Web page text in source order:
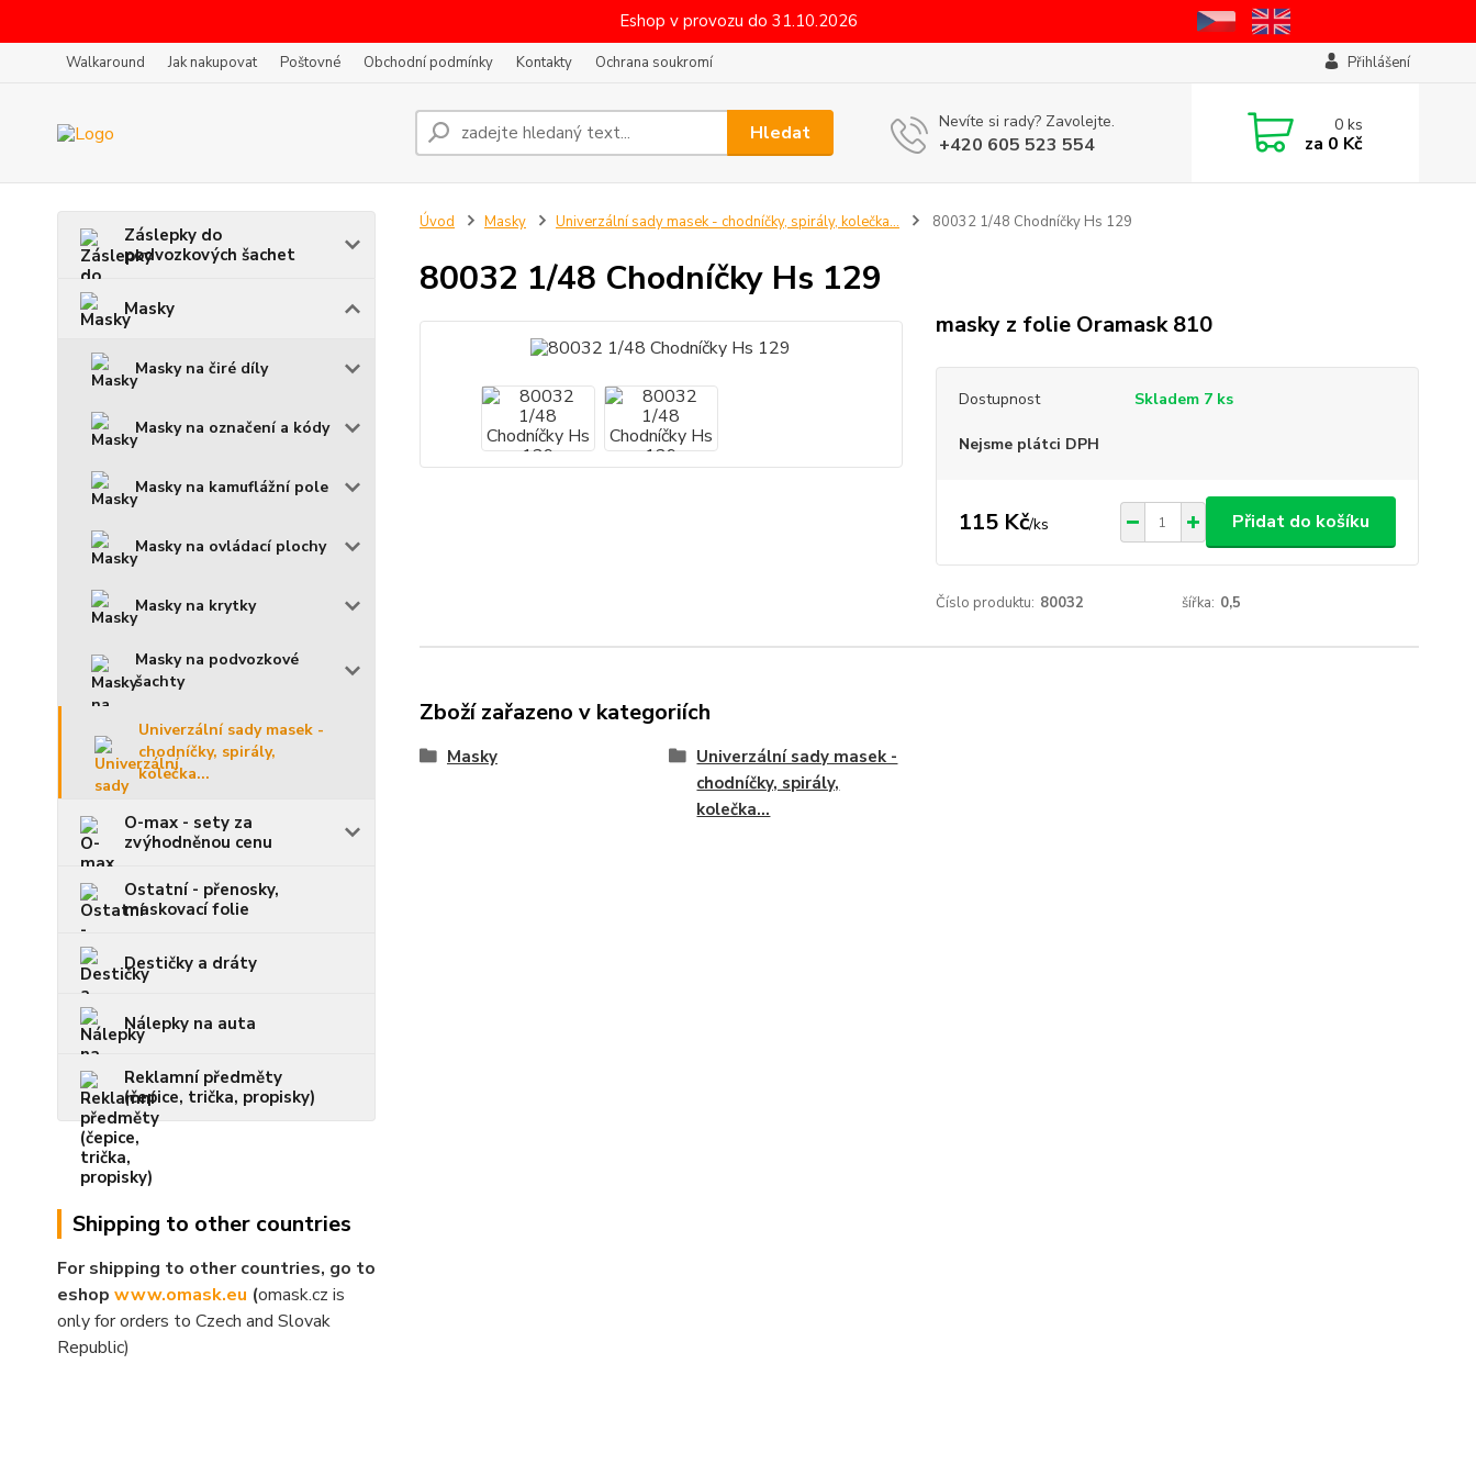
Eshop v provozu do 31.10.2026
Walkaround Jak nakupovat Poštovné Obchodní podmínky Kontakty Ochrana soukromí Přihlášení
Hledat Nevíte si rady? Zavolejte.
+420 605 523 554
0ks
za 0 Kč
Záslepky do
podvozkových šachet
Masky
Masky na čiré díly
Masky na označení a kódy
Masky na kamuflážní pole
Masky na ovládací plochy
Masky na krytky
Masky na podvozkové
šachty
Univerzální sady masek -
chodníčky, spirály,
kolečka...
O-max - sety za
zvýhodněnou cenu
Ostatní - přenosky,
maskovací folie
Destičky a dráty
Nálepky na auta
Reklamní předměty
(čepice, trička, propisky)
Shipping to other countries
For shipping to other countries, go to
eshop www.omask.eu (omask.cz is
only for orders to Czech and Slovak
Republic)
Úvod Masky Univerzální sady masek - chodníčky, spirály, kolečka... 80032 1/48 Chodníčky Hs 129
80032 1/48 Chodníčky Hs 129
masky z folie Oramask 810
Dostupnost Skladem 7 ks
Nejsme plátci DPH
115 Kč/ks Přidat do košíku
Číslo produktu: 80032 šířka: 0,5
Zboží zařazeno v kategoriích
Masky
Univerzální sady masek -
chodníčky, spirály,
kolečka...